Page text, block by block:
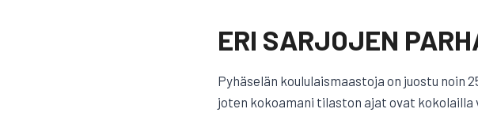
ERI SARJOJEN
Pyhäselän koululaismaastoja on juostu noin
joten kokoamani tilaston ajat ovat kokolailla